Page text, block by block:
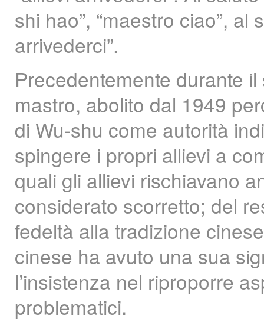
shi hao”, “maestro ciao”, al
arrivederci”.
Precedentemente durante
mastro, abolito dal 1949
di Wu-shu come autorità
spingere i propri allievi a
quali gli allievi rischiavano
considerato scorretto; del
fedeltà alla tradizione
cinese ha avuto una sua
l’insistenza nel riproporre
problematici.